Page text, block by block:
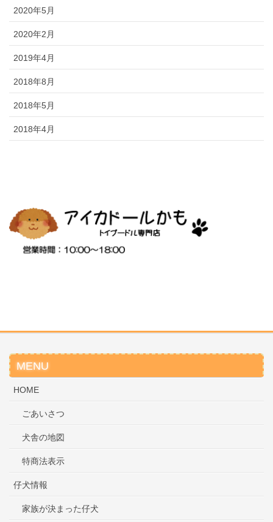
2020年5月
2020年2月
2019年4月
2018年8月
2018年5月
2018年4月
MENU
HOME
ごあいさつ
犬舎の地図
特商法表示
仔犬情報
家族が決まった仔犬